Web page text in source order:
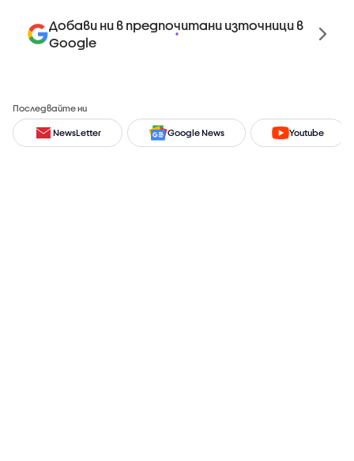
Добави ни в предпочитани източници в
Google
Последвайте ни
NewsLetter Google News Youtube